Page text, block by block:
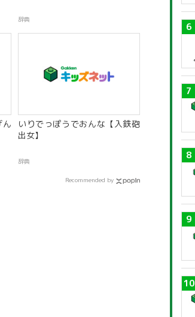
辞典
ん
いりでっぽうでおんな【入鉄砲
出女】
辞典
Recommended by